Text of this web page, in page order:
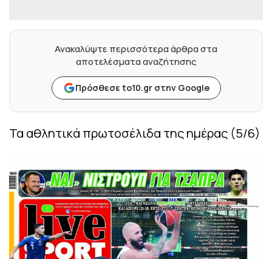
Ανακαλύψτε περισσότερα άρθρα στα
αποτελέσματα αναζήτησης
Πρόσθεσε to10.gr στην Google
Τα αθλητικά πρωτοσέλιδα της ημέρας (5/6)